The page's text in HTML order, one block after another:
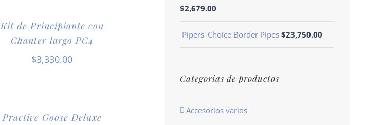
Kit de Principiante con
Chanter largo PC4
$3,330.00
Practice Goose Deluxe
$2,679.00
Pipers' Choice Border Pipes $23,750.00
Categorias de productos
Accesorios varios